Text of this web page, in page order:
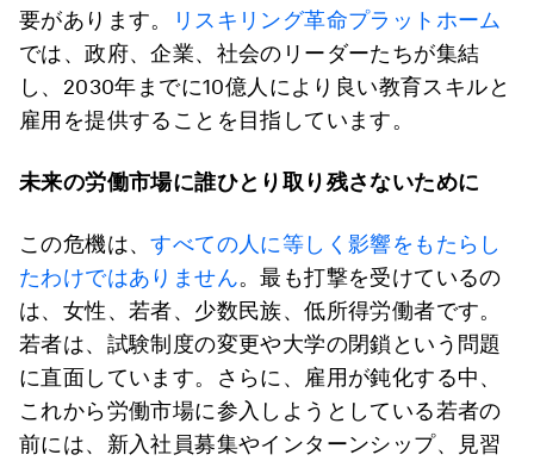
要があります。
リスキリング革命プラットホーム
では、政府、企業、社会のリーダーたちが集結
し、2030年までに10億人により良い教育スキルと
雇用を提供することを目指しています。
未来の労働市場に誰ひとり取り残さないために
この危機は、すべての人に等しく影響をもたらし
たわけではありません。最も打撃を受けているの
は、女性、若者、少数民族、低所得労働者です。
若者は、試験制度の変更や大学の閉鎖という問題
に直面しています。さらに、雇用が鈍化する中、
これから労働市場に参入しようとしている若者の
前には、新入社員募集やインターンシップ、見習